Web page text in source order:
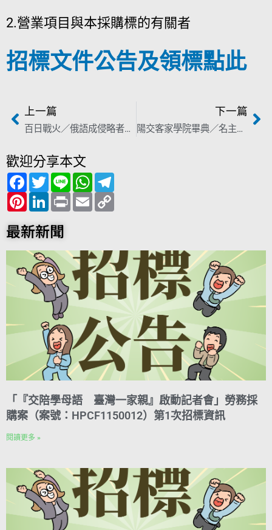
2.營業項目與本採購標的有關者
招標文件公告及領標點此
上一篇
百日戰火／俄語成侵略者語言 一夕改說烏克蘭語、拆俄銅像
下一篇
陽交客家學院畢典／名主播校友「客閩」雙語演講 自曝：不是客家人但練到「有客家腔」
歡迎分享本文
F
a
c
e
b
o
o
T
w
i
t
t
e
r
L
i
n
e
W
h
a
t
s
P
i
n
t
e
e
s
t
L
i
n
k
e
I
n
P
r
i
E
m
a
n
k
最新新聞
「『交陪學母語 臺灣一家親』啟動記者會」勞務採
購案（案號：HPCF1150012）第1次招標資訊
閱讀更多 »